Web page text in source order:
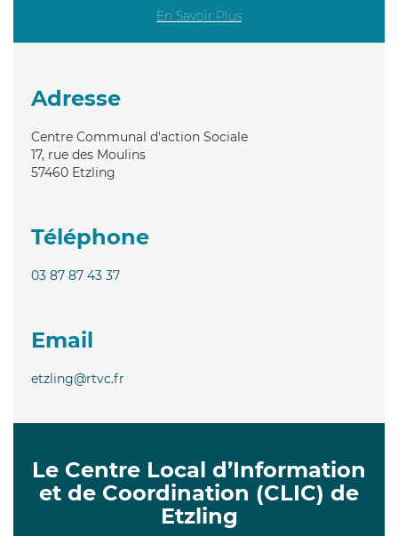
En Savoir Plus
Adresse
Centre Communal d'action Sociale
17, rue des Moulins
57460 Etzling
Téléphone
03 87 87 43 37
Email
etzling@rtvc.fr
Le Centre Local d’Information
et de Coordination (CLIC) de
Etzling